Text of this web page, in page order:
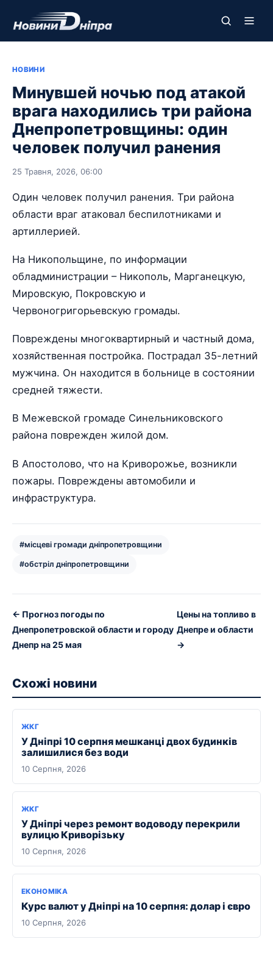
НОВИНИ
Минувшей ночью под атакой
врага находились три района
Днепропетровщины: один
человек получил ранения
25 Травня, 2026, 06:00
Один человек получил ранения. Три района
области враг атаковал беспилотниками и
артиллерией.
На Никопольщине, по информации
обладминистрации – Никополь, Марганецкую,
Мировскую, Покровскую и
Червоногригорьевскую громады.
Повреждены многоквартирный и частный дома,
хозяйственная постройка. Пострадал 35-летний
мужчина. Он находится в больнице в состоянии
средней тяжести.
В Межевской громаде Синельниковского
района поврежден жилой дом.
В Апостолово, что на Криворожье, возникли
пожары. Повреждены автомобили и
инфраструктура.
#місцеві громади дніпропетровщини
#обстріл дніпропетровщини
← Прогноз погоды по
Днепропетровской области и городу
Днепр на 25 мая
Цены на топливо в
Днепре и области
→
Схожі новини
ЖКГ
У Дніпрі 10 серпня мешканці двох будинків
залишилися без води
10 Серпня, 2026
ЖКГ
У Дніпрі через ремонт водоводу перекрили
вулицю Криворізьку
10 Серпня, 2026
ЕКОНОМІКА
Курс валют у Дніпрі на 10 серпня: долар і євро
10 Серпня, 2026